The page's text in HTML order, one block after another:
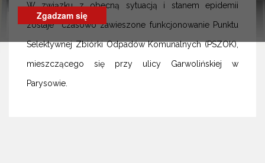
Zgadzam się
W związku z obecną sytuacją i stanem epidemii
zostaje czasowo zawieszone funkcjonowanie Punktu
Selektywnej Zbiórki Odpadów Komunalnych (PSZOK),
mieszczącego się przy ulicy Garwolińskiej w
Parysowie.